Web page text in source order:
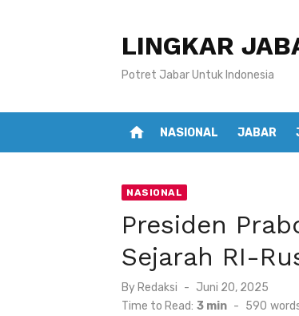
LINGKAR
Potret Jabar Untuk Indonesia
home NASIONAL JABAR
NASIONAL
Presiden
Sejarah RI-
By Redaksi
Posted
on
Juni 20, 2025
Time to Read: 3 min - 590